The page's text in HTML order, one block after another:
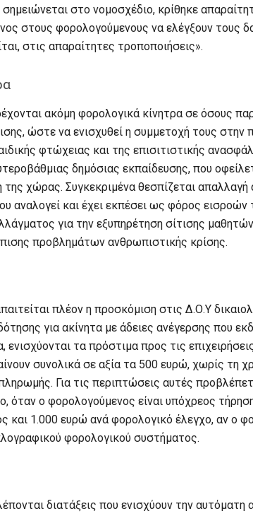
στο νομοσχέδιο, κρίθηκε
στους φορολογούμενους να ελέγξουν τους
στις απαραίτητες τροποποιήσεις».
ακόμη φορολογικά κίνητρα σε όσους
ώστε να ενισχυθεί η συμμετοχή τους στην
φτώχειας και της επισιτιστικής
δημόσιας εκπαίδευσης, που
της χώρας. Συγκεκριμένα θεσπίζεται
αναλογεί και έχει εκπέσει ως φόρος εισροών
για την εξυπηρέτηση σίτισης
προβλημάτων ανθρωπιστικής κρίσης.
πλέον η προσκόμιση στις Δ.Ο.Υ
για ακίνητα με άδειες ανέγερσης που
ενισχύονται τα πρόστιμα προς τις
συνολικά σε αξία τα 500 ευρώ, χωρίς τη
Για τις περιπτώσεις αυτές
όταν ο φορολογούμενος είναι υπόχρεος
και 1.000 ευρώ ανά φορολογικό έλεγχο, αν ο
φορολογικού συστήματος.
διατάξεις που ενισχύουν την αυτόματη